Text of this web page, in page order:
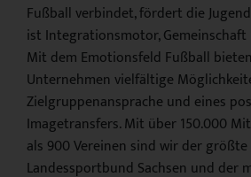
Fußball verbindet, fördert die
ist Integrationsmotor,
Mit dem Emotionsfeld Fußball
Unternehmen vielfältige
Zielgruppenansprache und eines
Imagetransfers. Mit über 150.000
als 900 Vereinen sind wir der
Landessportbund Sachsen und der